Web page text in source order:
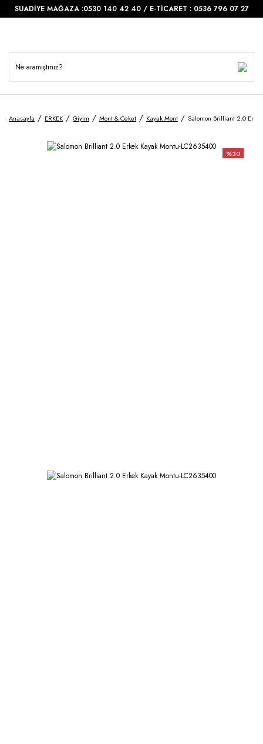
SUADİYE MAĞAZA :0530 140 42 40 / E-TİCARET : 0536 796 07 27
Anasayfa ERKEK Giyim Mont & Ceket Kayak Mont Salomon Brilliant 2.0
%30